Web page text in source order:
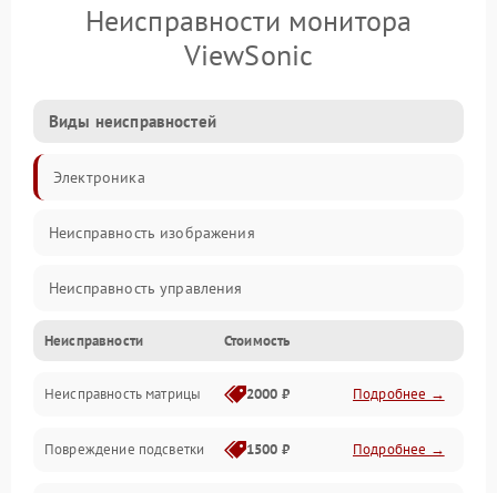
Неисправности монитора
ViewSonic
Виды неисправностей
Электроника
Неисправность изображения
Неисправность управления
Неисправность интерфейсов
Прочие неисправности
Неисправность звука
Неисправности Стоимость
Неисправность матрицы 2000 ₽ Подробнее →
Повреждение подсветки 1500 ₽ Подробнее →